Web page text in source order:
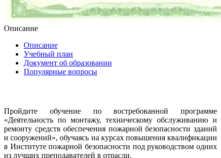
Описание
Описание
Учебный план
Документ об образовании
Популярные вопросы
Пройдите обучение по востребованной программе
«Деятельность по монтажу, техническому обслуживанию и
ремонту средств обеспечения пожарной безопасности зданий
и сооружений», обучаясь на курсах повышения квалификации
в Институте пожарной безопасности под руководством одних
из лучших преподавателей в отрасли.